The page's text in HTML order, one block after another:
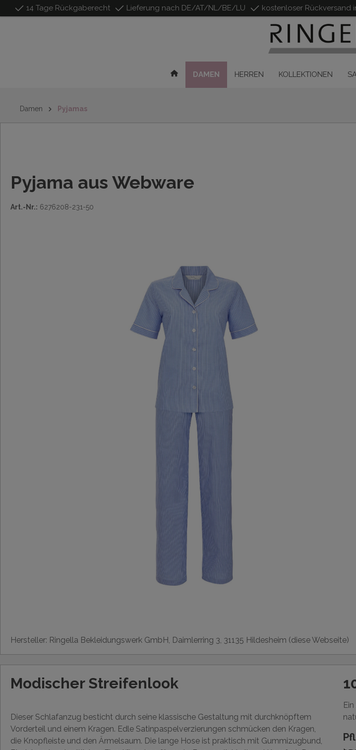
springen
14 Tage Rückgaberecht Lieferung nach DE/AT/NL/BE/LU kostenloser Rückversand
DAMEN HERREN KOLLEKTIONEN
Damen Pyjamas
Pyjama aus Webware
Art.-Nr.: 6276208-231-50
Hersteller: Ringella Bekleidungswerk GmbH, Daimlerring 3, 31135 Hildesheim (diese Webseite)
Modischer Streifenlook
Dieser Schlafanzug besticht durch seine klassische Gestaltung mit durchknöpftem
Vorderteil und einem Kragen. Edle Satinpaspelverzierungen schmücken den Kragen,
die Knopfleiste und den Ärmelsaum. Die lange Hose ist praktisch mit Gummizugbund,